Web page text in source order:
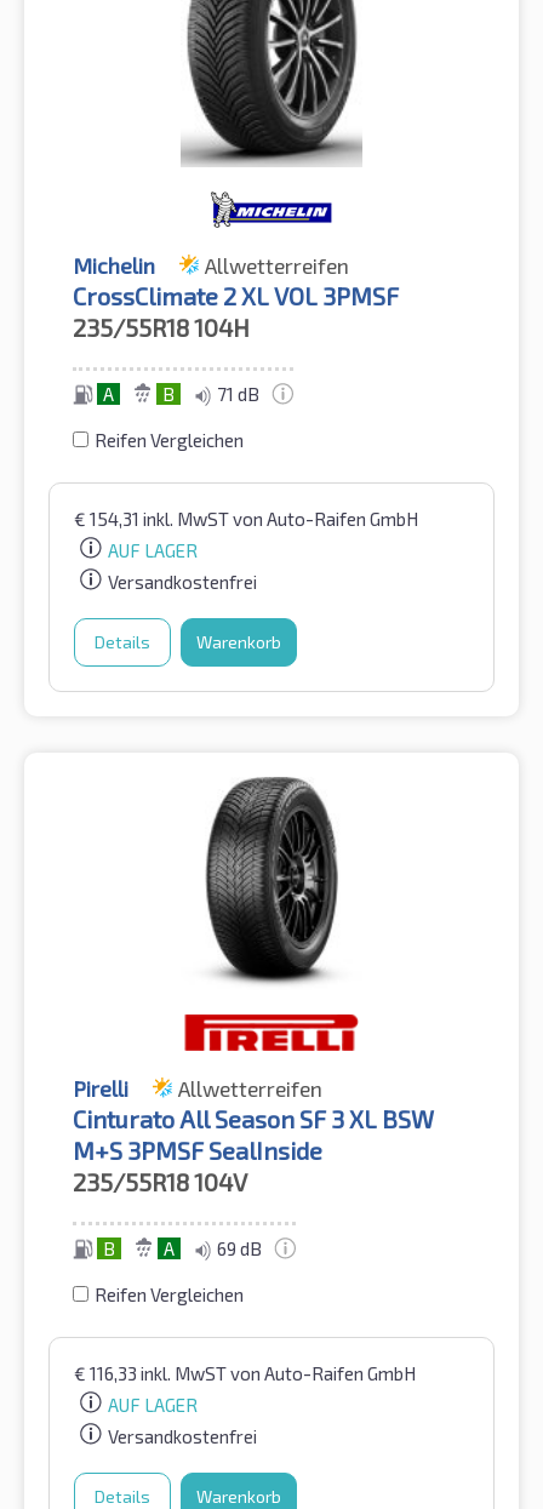
Michelin Allwetterreifen
CrossClimate 2 XL VOL 3PMSF
235/55R18104H
A B 71 dB
Reifen Vergleichen
€ 154,31 inkl. MwSTvon Auto-Raifen GmbH
AUF LAGER
Versandkostenfrei
Details Warenkorb
Pirelli Allwetterreifen
Cinturato All Season SF 3 XL BSW
M+S 3PMSF SealInside
235/55R18104V
B A 69 dB
Reifen Vergleichen
€ 116,33 inkl. MwSTvon Auto-Raifen GmbH
AUF LAGER
Versandkostenfrei
Details Warenkorb